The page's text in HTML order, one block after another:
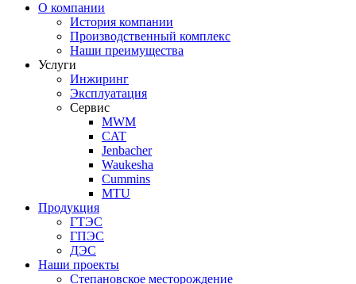
О компании
История компании
Производственный комплекс
Наши преимущества
Услуги
Инжиринг
Эксплуатация
Сервис
MWM
CAT
Jenbacher
Waukesha
Cummins
MTU
Продукция
ГТЭС
ГПЭС
ДЭС
Наши проекты
Степановское месторождение